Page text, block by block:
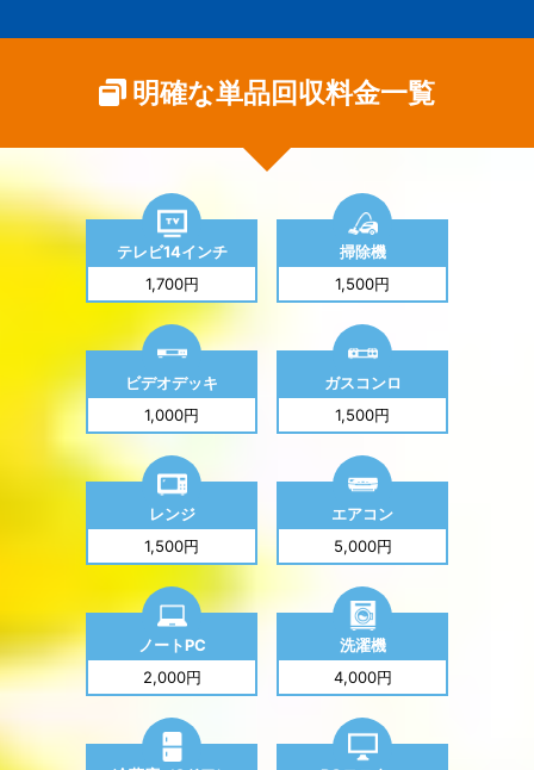
明確な単品回収料金一覧
テレビ14インチ
1,700円
掃除機
1,500円
ビデオデッキ
1,000円
ガスコンロ
1,500円
レンジ
1,500円
エアコン
5,000円
ノートPC
2,000円
洗濯機
4,000円